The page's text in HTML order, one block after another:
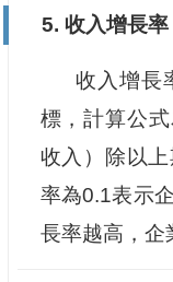
5. 收入增長率
收入增長
標，計算公
收入）除以
率為0.1表示
長率越高，企